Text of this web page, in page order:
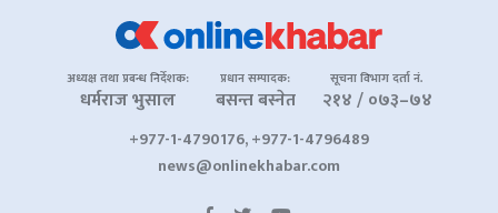
अध्यक्ष तथा प्रबन्ध निर्देशक:
धर्मराज भुसाल
प्रधान सम्पादक:
बसन्त बस्नेत
सूचना विभाग दर्ता नं.
२१४ / ०७३–७४
+977-1-4790176, +977-1-4796489
news@onlinekhabar.com